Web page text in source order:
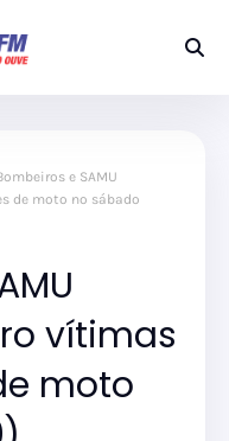
e SAMU
de moto no sábado
vítimas
moto